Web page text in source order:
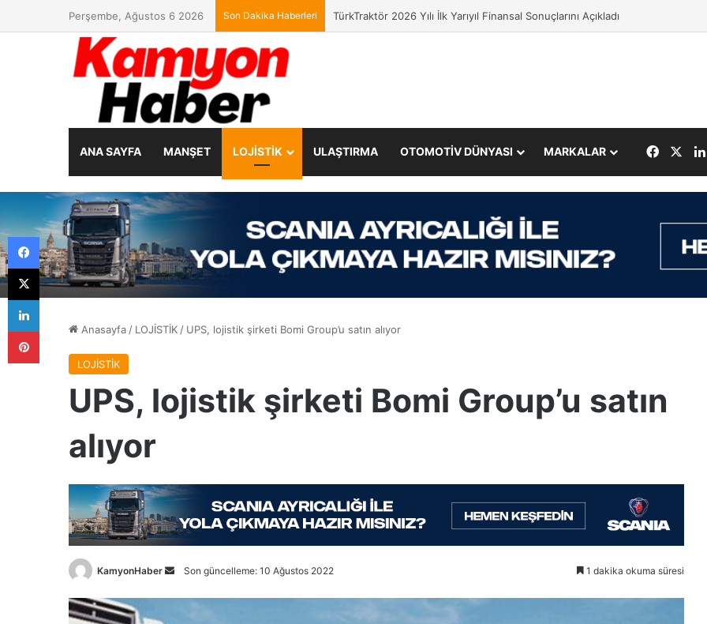
Perşembe, Ağustos 6 2026 Son Dakika Haberleri TürkTraktör 2026 Yılı İlk Yarıyıl Finansal Sonuçlarını Açıkladı
ANA SAYFA MANŞET LOJİSTİK ULAŞTIRMA OTOMOTİV DÜNYASI MARKALAR
Anasayfa/ LOJİSTİK/ UPS, lojistik şirketi Bomi Group’u satın alıyor
LOJİSTİK
UPS, lojistik şirketi Bomi Group’u satın
alıyor
KamyonHaber
BirSon güncelleme: 10 Ağustos 2022 1 dakika okuma süresi
Facebook
X
LinkedIn
Pinterest